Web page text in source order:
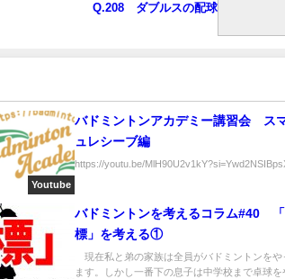
Q.208 ダブルスの配球
Youtube
バドミントンアカデミー講習会 ス
ュレシーブ編
https://youtu.be/
バドミントンを考えるコラム#40 「
標」を考える①
現在私と弟の家族は全員がバドミントンをや
ます。しかし一番下の息子は中学校まで卓球を